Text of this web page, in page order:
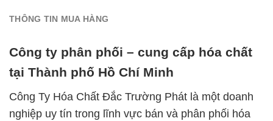
THÔNG TIN MUA HÀNG
Công ty phân phối – cung cấp hóa chất
tại Thành phố Hồ Chí Minh
Công Ty Hóa Chất Đắc Trường Phát là một doanh
nghiệp uy tín trong lĩnh vực bán và phân phối hóa